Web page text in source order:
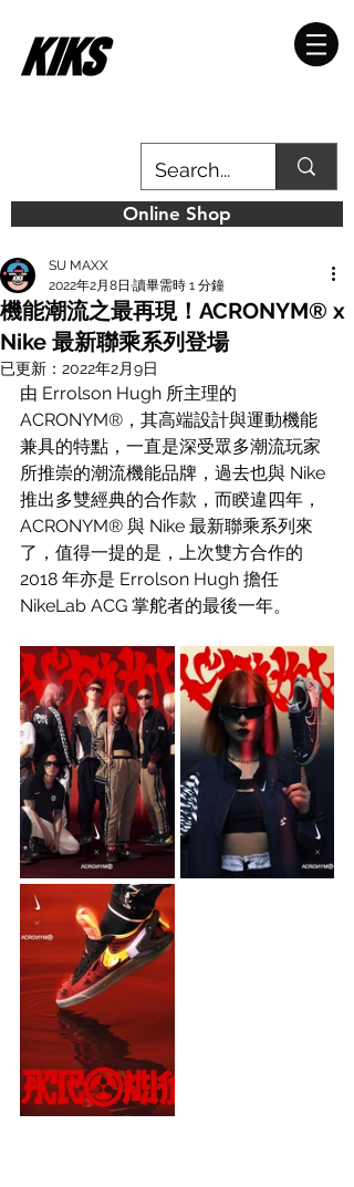
Online Shop
機能潮流之最再現！ACRONYM® x
Nike 最新聯乘系列登場
SU MAXX
2022年2月8日 讀畢需時 1 分鐘
已更新： 2022年2月9日
由 Errolson Hugh 所主理的
ACRONYM®，其高端設計與運動機能
兼具的特點，一直是深受眾多潮流玩家
所推崇的潮流機能品牌，過去也與 Nike
推出多雙經典的合作款，而睽違四年，
ACRONYM® 與 Nike 最新聯乘系列來
了，值得一提的是，上次雙方合作的
2018 年亦是 Errolson Hugh 擔任
NikeLab ACG 掌舵者的最後一年。